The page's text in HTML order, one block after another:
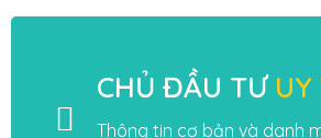
CHỦ ĐẦU TƯ UY
Thông tin cơ bản và danh